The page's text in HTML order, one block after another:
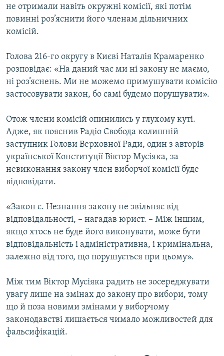
не отримали навіть окружні комісії, які потім
повинні роз’яснити його членам дільничних
комісій.
Голова 216-го округу в Києві Наталія Крамаренко
розповідає: «На даний час ми ні закону не маємо,
ні роз’яснень. Ми не можемо примушувати комісію
застосовувати закон, бо самі будемо порушувати».
Отож члени комісій опинились у глухому куті.
Адже, як пояснив Радіо Свобода колишній
заступник Голови Верховної Ради, один з авторів
української Конституції Віктор Мусіяка, за
невиконання закону член виборчої комісії буде
відповідати.
«Закон є. Незнання закону не звільняє від
відповідальності, – нагадав юрист. – Між іншим,
якщо хтось не буде його виконувати, може бути
відповідальність і адміністративна, і кримінальна,
залежно від того, що порушується при цьому».
Між тим Віктор Мусіяка радить не зосереджувати
увагу лише на змінах до закону про вибори, тому
що й поза новими змінами у виборчому
законодавстві лишається чимало можливостей для
фальсифікацій.